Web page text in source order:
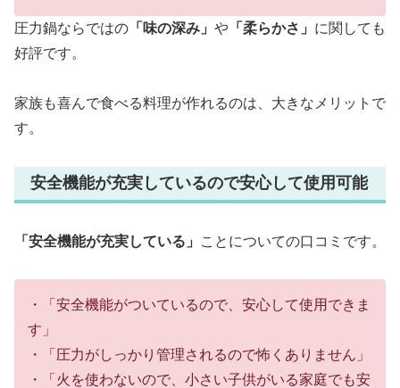
圧力鍋ならではの 「味の深み」 や 「柔らかさ」 に関しても
好評です。
家族も喜んで食べる料理が作れるのは、大きなメリットで
す。
安全機能が充実しているので安心して使用可能
「安全機能が充実している」 ことについての口コミです。
・「安全機能がついているので、安心して使用できま
す」
・「圧力がしっかり管理されるので怖くありません」
・「火を使わないので、小さい子供がいる家庭でも安